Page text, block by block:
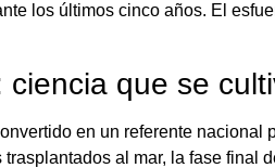
los últimos cinco años. El
que se
en un referente
al mar, la fase final